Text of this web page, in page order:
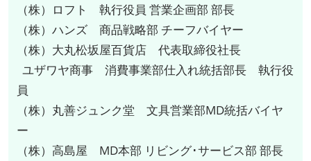
（株）ロフト 執行役員 営業企画部 部長
（株）ハンズ 商品戦略部 チーフバイヤー
（株）大丸松坂屋百貨店 代表取締役社長
ユザワヤ商事 消費事業部仕入れ統括部長 執行役
員
（株）丸善ジュンク堂 文具営業部MD統括バイヤ
ー
（株）高島屋 MD本部 リビング･サービス部 部長